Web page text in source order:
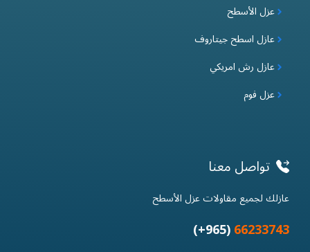
عزل الأسطح
عازل اسطح جيتاروف
عازل رش امريكي
عزل فوم
تواصل معنا
عازلك لجميع مقاولات عزل الأسطح
66233743
(965+)